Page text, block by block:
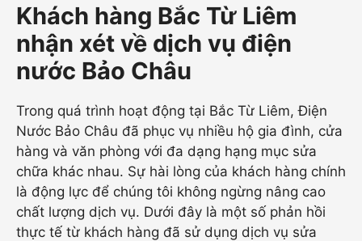
Khách hàng Bắc Từ Liêm
nhận xét về dịch vụ điện
nước Bảo Châu
Trong quá trình hoạt động tại Bắc Từ Liêm, Điện
Nước Bảo Châu đã phục vụ nhiều hộ gia đình, cửa
hàng và văn phòng với đa dạng hạng mục sửa
chữa khác nhau. Sự hài lòng của khách hàng chính
là động lực để chúng tôi không ngừng nâng cao
chất lượng dịch vụ. Dưới đây là một số phản hồi
thực tế từ khách hàng đã sử dụng dịch vụ sửa